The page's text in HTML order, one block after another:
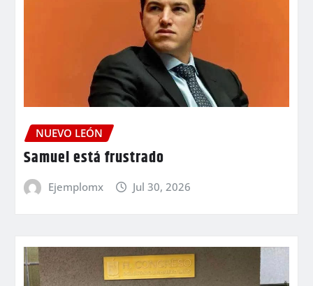
NUEVO LEÓN
Samuel está frustrado
Ejemplomx Jul 30, 2026